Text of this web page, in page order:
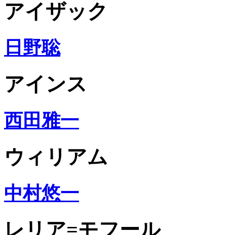
アイザック
日野聡
アインス
西田雅一
ウィリアム
中村悠一
レリア=モフール